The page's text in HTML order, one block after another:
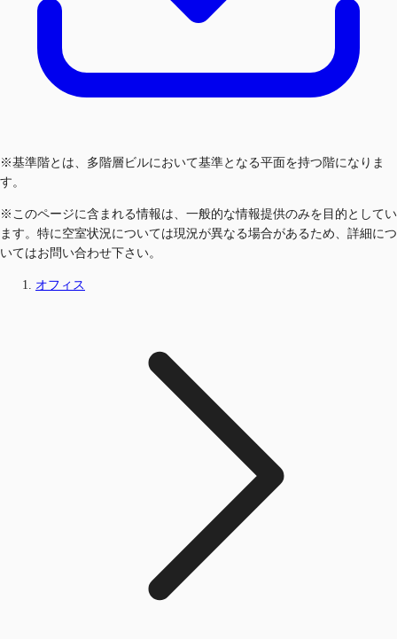
※基準階とは、多階層ビルにおいて基準となる平面を持つ階になりま
す。
※このページに含まれる情報は、一般的な情報提供のみを目的としてい
ます。特に空室状況については現況が異なる場合があるため、詳細につ
いてはお問い合わせ下さい。
オフィス